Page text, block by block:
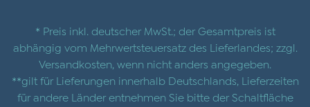
* Preis inkl. deutscher MwSt.; der Gesamtpreis ist
abhängig vom Mehrwertsteuersatz des Lieferlandes; zzgl.
Versandkosten , wenn nicht anders angegeben.
**gilt für Lieferungen innerhalb Deutschlands, Lieferzeiten
für andere Länder entnehmen Sie bitte der Schaltfläche